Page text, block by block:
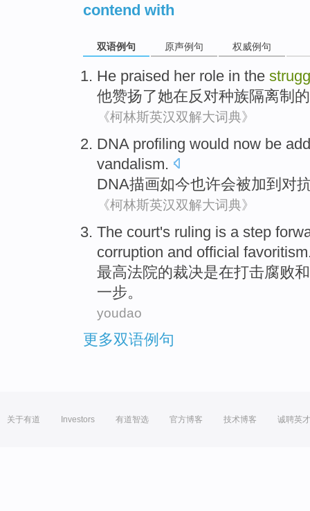
contend with
双语例句 原声例句 权威例句
He praised her role in the
他赞扬了她在反对种族隔离制的
《柯林斯英汉双解大词典》
DNA profiling would now be
vandalism.
DNA描画如今也许会被加到 对
《柯林斯英汉双解大词典》
The court's ruling is a step
corruption and official favoritism
最高法院的裁决是在打击腐败和
一步。
youdao
更多双语例句
关于有道 Investors 有道智选 官方博客 技术博客 诚聘英才